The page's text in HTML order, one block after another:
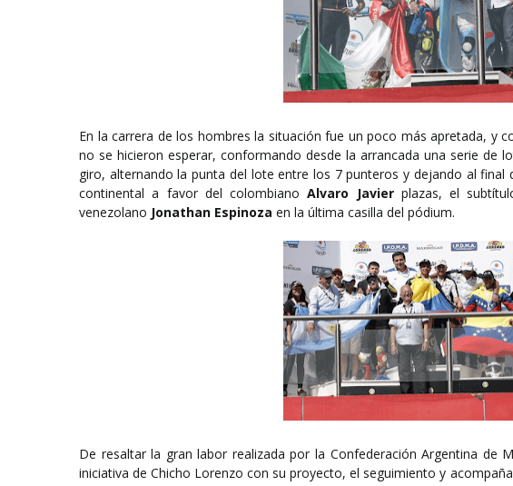
En la carrera de los hombres la situación fue un poco más apretada, y
no se hicieron esperar, conformando desde la arrancada una serie de
giro, alternando la punta del lote entre los 7 punteros y dejando al
continental a favor del colombianoAlvaro Javierplazas, el
venezolano Jonathan Espinoza en la última casilla del pódium.
De resaltar la gran labor realizada por la Confederación Argentina de
iniciativa de Chicho Lorenzo con su proyecto, el seguimiento y